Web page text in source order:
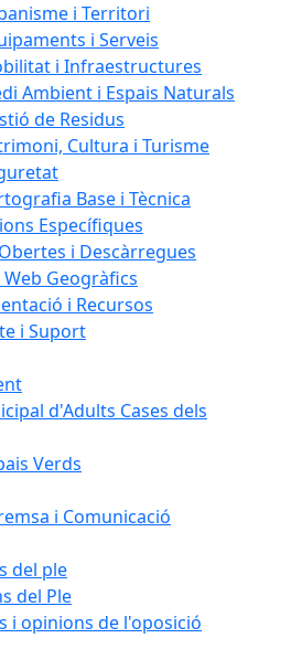
i Territori
i Serveis
i Infraestructures
Ambient i Espais Naturals
de Residus
Cultura i Turisme
Base i Tècnica
Específiques
i Descàrregues
Web Geogràfics
i Recursos
i Suport
d'Adults Cases dels
Verds
i Comunicació
del ple
del Ple
i opinions de l'oposició